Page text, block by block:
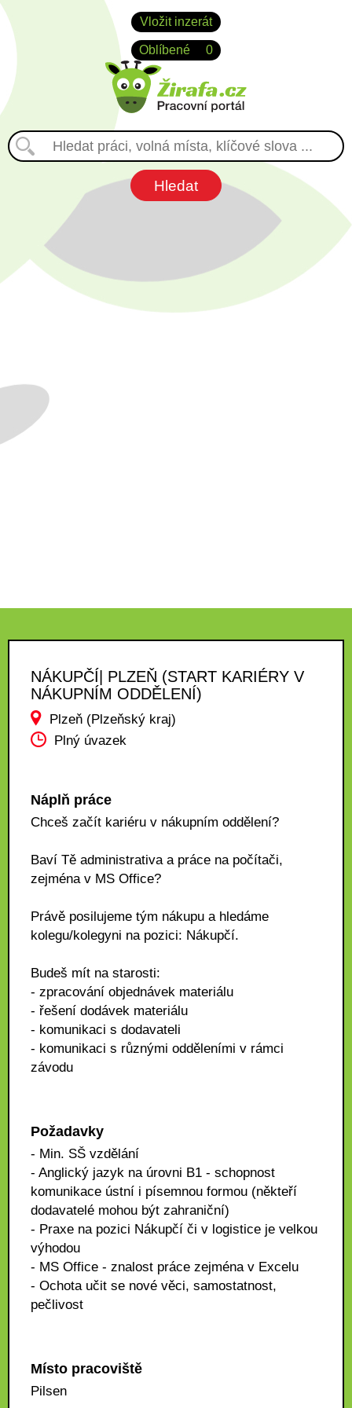
Vložit inzerát
Oblíbené 0
NÁKUPČÍ| PLZEŇ (START KARIÉRY V
NÁKUPNÍM ODDĚLENÍ)
Plzeň (Plzeňský kraj)
Plný úvazek
Náplň práce
Chceš začít kariéru v nákupním oddělení?
Baví Tě administrativa a práce na počítači,
zejména v MS Office?
Právě posilujeme tým nákupu a hledáme
kolegu/kolegyni na pozici: Nákupčí.
Budeš mít na starosti:
- zpracování objednávek materiálu
- řešení dodávek materiálu
- komunikaci s dodavateli
- komunikaci s různými odděleními v rámci
závodu
Požadavky
- Min. SŠ vzdělání
- Anglický jazyk na úrovni B1 - schopnost
komunikace ústní i písemnou formou (někteří
dodavatelé mohou být zahraniční)
- Praxe na pozici Nákupčí či v logistice je velkou
výhodou
- MS Office - znalost práce zejména v Excelu
- Ochota učit se nové věci, samostatnost,
pečlivost
Místo pracoviště
Pilsen